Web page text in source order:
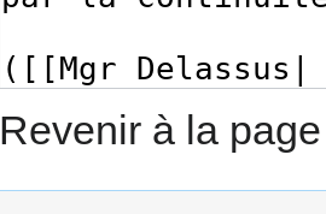
Revenir à la